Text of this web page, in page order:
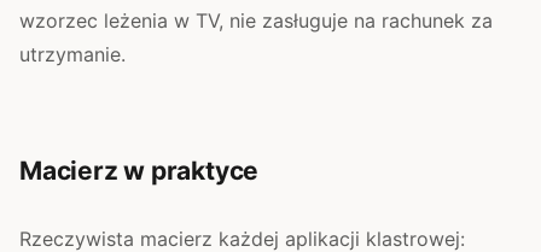
wzorzec leżenia w TV, nie zasługuje na rachunek za
utrzymanie.
Macierz w praktyce
Rzeczywista macierz każdej aplikacji klastrowej: